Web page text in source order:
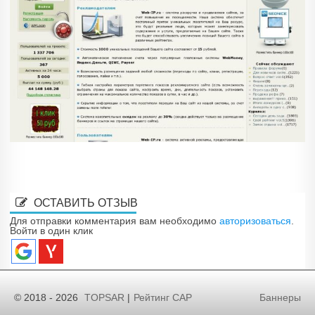
ОСТАВИТЬ ОТЗЫВ
Для отправки комментария вам необходимо авторизоваться
Войти в один клик
© 2018 - 2026 TOPSAR | Рейтинг САР Баннеры